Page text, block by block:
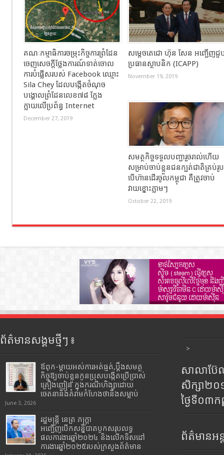
គណៈកម្មាធិការចម្រុះកិច្ចការព្រំដែន
ចេញសេចក្តីថ្លែងការណ៍ទាត់ចោល
ការបំផ្លើសរបស់ Facebook ឈ្មោះ
Sila Chey ដែលបង្កើតចំណុច
បង្គោលព្រំដែនលេខ៧៨ ក្លែង
ក្លាយលើប្រព័ន្ធ Internet
December 27, 2019
សម្តេចតេជោ ហ៊ុន សែន អញ្ជើញជួ
ប្រធានស្ថាបនិក (ICAPP)​
November 19, 2019
សមត្ថកិច្ចទទួលបញ្ជារួចរាល់ហើយ
សម្រាប់ចាប់ខ្លួនជនក្បត់ជាតិគ្រប់រូប
បើហ៊ានដើរចូលកម្ពុជា គឺត្រូវចាប់
វាយខ្នោះភ្លាមៗ
October 22, 2019
ព័ត៌មានសង្គមថ្មីៗ ៖
ឪពុក-ម្ដាយអស់ការអត់ធ្មត់,ប្ដឹងសមត្ថ
កិច្ចឱ្យចាប់ខ្លួនកូនប្រុសបង្កើតប្រើប្រាស់
គ្រឿងញៀន ក្នុងករណីហិង្សាដោយ
ចេតនានិងគំរាមកំហែងថានឹងសម្លាប់
June 3, 2026
រដ្ឋមន្រ្តី​ នេត្រ​ ភក្ត្រា​
អញ្ជើញបើកសន្និបាតបូកសរុបលទ្ធ
ផលការងារឆ្នាំ២០២៤ និងលើកទិសដៅ
ការងារឆ្នាំ២០២៥របស់​ក្រសួង​ព័ត៌មាន​
>
សាលាប៊ែ
សិក្សា២
ថ្ងៃទី០៣
ព័ត៌មានអន្